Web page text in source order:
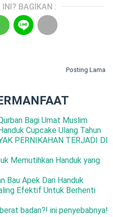
BAGIKAN :
Posting Lama
Bagi Umat Muslim
Cupcake Ulang Tahun
PERNIKAHAN TERJADI DI
Memutihkan Handuk yang
Bau Apek Dari Handuk
Efektif Untuk Berhenti
badan?! ini penyebabnya!